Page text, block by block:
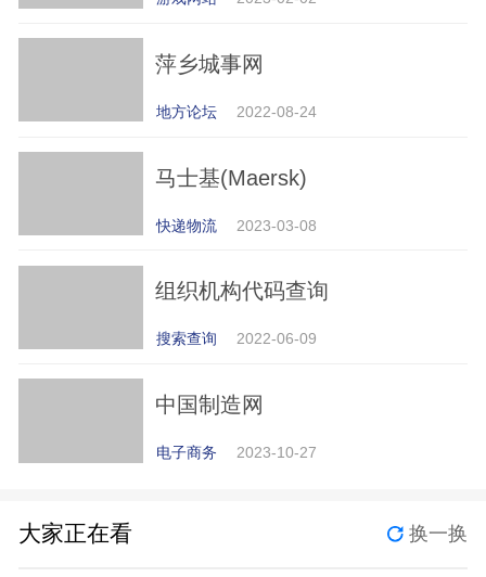
萍乡城事网
地方论坛 2022-08-24
马士基(Maersk)
快递物流 2023-03-08
组织机构代码查询
搜索查询 2022-06-09
中国制造网
电子商务 2023-10-27
大家正在看 换一换